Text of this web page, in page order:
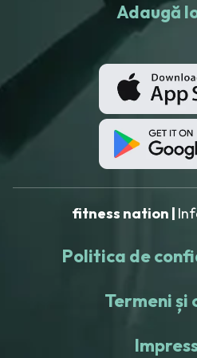
Adaugă
fitness nation |
Politica de
Termeni și